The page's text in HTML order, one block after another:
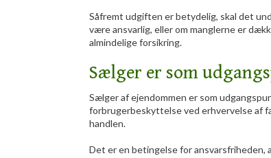
Såfremt udgiften er betydelig, skal det
være ansvarlig, eller om manglerne er
almindelige forsikring.​
Sælger er som
Sælger af ejendommen er som
forbrugerbeskyttelse ved erhvervelse af
handlen.
Det er en betingelse for